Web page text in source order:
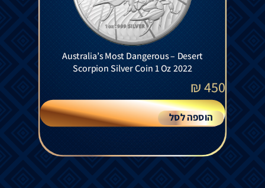
Australia’s Most Dangerous – Desert
Scorpion Silver Coin 1 Oz 2022
450
₪
הוספה לסל